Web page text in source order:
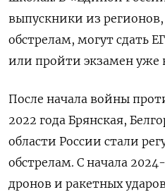
выпускники из
обстрелам, могут сдать
или пройти экзамен уже
После начала войны
2022 года Брянская,
области России стали
обстрелам. С начала
дронов и ракетных